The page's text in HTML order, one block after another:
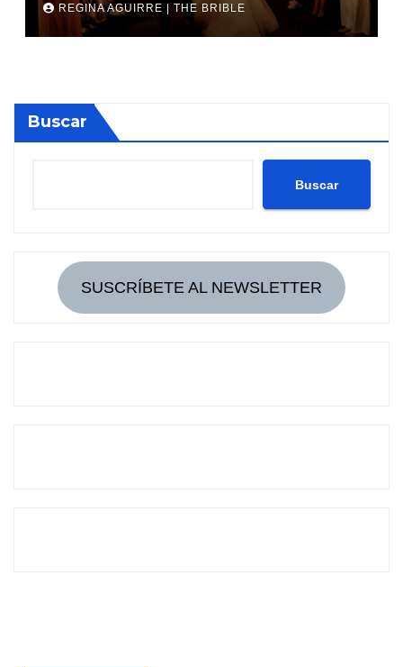
REGINA AGUIRRE | THE BRIBLE
Buscar
Buscar
SUSCRÍBETE AL NEWSLETTER